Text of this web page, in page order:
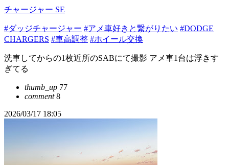
チャージャー SE
#ダッジチャージャー #アメ車好きと繋がりたい #DODGE
CHARGERS #車高調整 #ホイール交換
洗車してからの1枚近所のSABにて撮影 アメ車1台は浮きす
ぎてる
thumb_up 77
comment8
2026/03/17 18:05